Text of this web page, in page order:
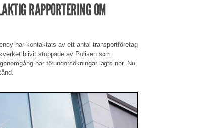
RAPPORTERING OM
har kontaktats av ett antal transportföretag
blivit stoppade av Polisen som
har förundersökningar lagts ner. Nu